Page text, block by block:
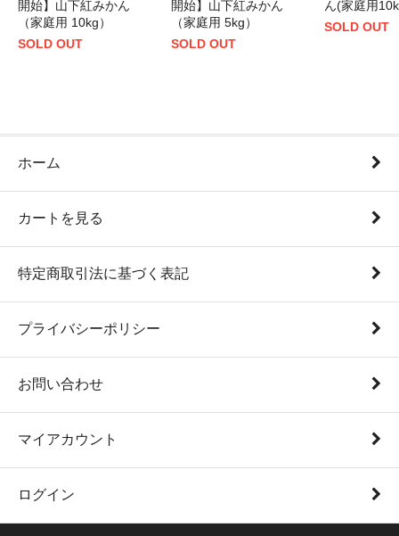
開始】山下紅みかん
（家庭用 10kg）
SOLD OUT
開始】山下紅みかん
（家庭用 5kg）
SOLD OUT
ん(家庭用
SOLD OUT
ホーム
カートを見る
特定商取引法に基づく表記
プライバシーポリシー
お問い合わせ
マイアカウント
ログイン